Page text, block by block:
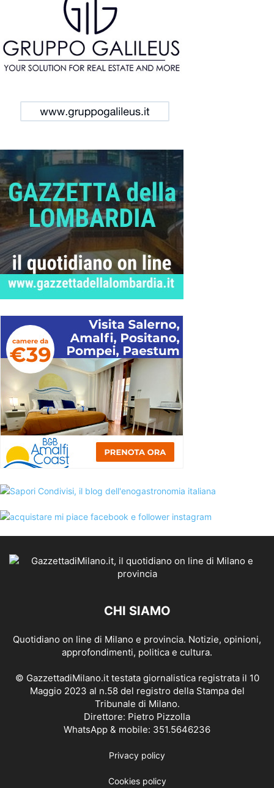
CHI SIAMO
Quotidiano on line di Milano e provincia. Notizie, opinioni,
approfondimenti, politica e cultura.
© GazzettadiMilano.it testata giornalistica registrata il 10
Maggio 2023 al n.58 del registro della Stampa del
Tribunale di Milano.
Direttore: Pietro Pizzolla
WhatsApp & mobile: 351.5646236
Privacy policy
Cookies policy